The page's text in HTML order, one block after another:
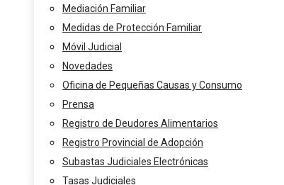
Mediación Familiar
Medidas de Protección Familiar
Móvil Judicial
Novedades
Oficina de Pequeñas Causas y Consumo
Prensa
Registro de Deudores Alimentarios
Registro Provincial de Adopción
Subastas Judiciales Electrónicas
Tasas Judiciales